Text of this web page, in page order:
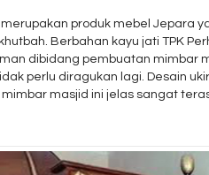
merupakan produk mebel Jepara
Berbahan kayu jati TPK
dibidang pembuatan mimbar
perlu diragukan lagi. Desain
masjid ini jelas sangat